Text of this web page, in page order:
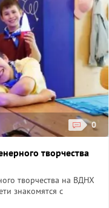
0
творчества
творчества на ВДНХ
знакомятся с